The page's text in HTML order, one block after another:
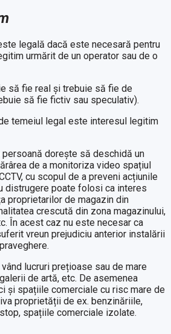
legală dacă este necesară pentru
urmărit de un operator sau de o
să fie real și trebuie să fie de
să fie fictiv sau speculativ).
temeiul legal este interesul legitim
persoană dorește să deschidă un
de a monitoriza video spațiul
cu scopul de a preveni acțiunile
distrugere poate folosi ca interes
proprietarilor de magazin din
crescută din zona magazinului,
În acest caz nu este necesar ca
vreun prejudiciu anterior instalării
lucruri prețioase sau de mare
de artă, etc. De asemenea
și spațiile comerciale cu risc mare de
proprietății de ex. benzinăriile,
spațiile comerciale izolate.